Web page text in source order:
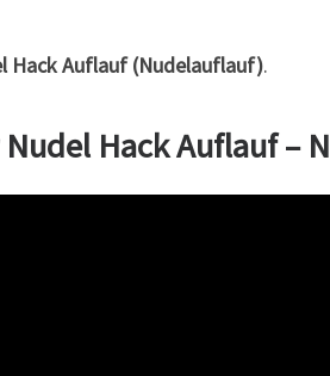
Hack Auflauf (Nudelauflauf).
Hack Auflauf –